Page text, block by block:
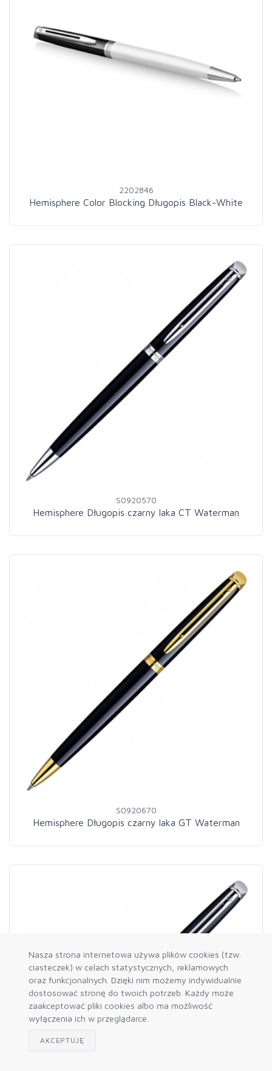
Nasza strona internetowa używa plików cookies (tzw.
ciasteczek) w celach statystycznych, reklamowych
oraz funkcjonalnych. Dzięki nim możemy indywidualnie
dostosować stronę do twoich potrzeb. Każdy może
zaakceptować pliki cookies albo ma możliwość
wyłączenia ich w przeglądarce.
AKCEPTUJĘ
2202846
Hemisphere Color Blocking Długopis Black-White
S0920570
Hemisphere Długopis czarny laka CT Waterman
S0920670
Hemisphere Długopis czarny laka GT Waterman